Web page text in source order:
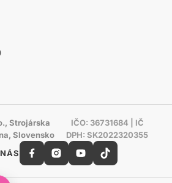
Strojárska
Slovensko
IČO: 36731684 | IČ
DPH: SK2022320355